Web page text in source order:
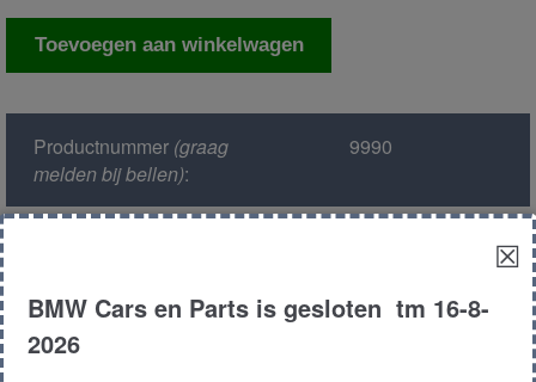
AbsToevoegen aan winkelwagen
Productnummer(graag
melden bij bellen):
9990
Kleur :
324 - Oxfordgr?n
☒
BMW Cars en Parts is gesloten tm 16-8-
2026